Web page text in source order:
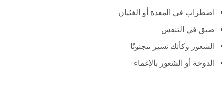
اضطراب في المعدة أو الغثيان
ضيق في التنفس
الشعور وكأنك تسير مجنونًا
الدوخة أو الشعور بالإغماء